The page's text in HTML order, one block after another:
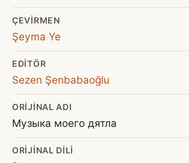
ÇEVIRMEN
Şeyma Ye
EDITÖR
Sezen Şenbabaoğlu
ORIJINAL ADI
Музыка моего дятла
ORIJINAL DILI